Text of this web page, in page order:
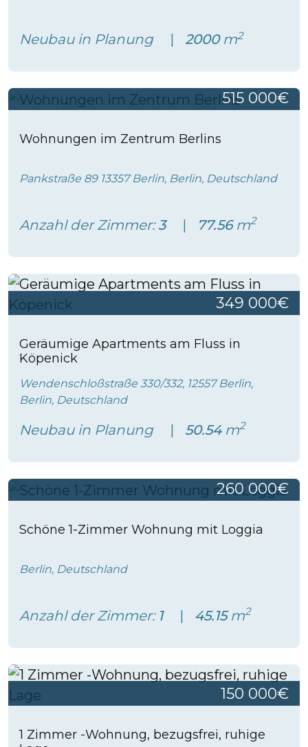
Neubau in Planung 2000m2
515 000€
Wohnungen im Zentrum Berlins
Pankstraße 89 13357 Berlin, Berlin, Deutschland
Anzahl der Zimmer:3 77.56m2
349 000€
Geräumige Apartments am Fluss in
Köpenick
Wendenschloßstraße 330/332, 12557 Berlin,
Berlin, Deutschland
Neubau in Planung 50.54m2
260 000€
Schöne 1-Zimmer Wohnung mit Loggia
Berlin, Deutschland
Anzahl der Zimmer: 1 45.15m2
150 000€
1 Zimmer -Wohnung, bezugsfrei, ruhige